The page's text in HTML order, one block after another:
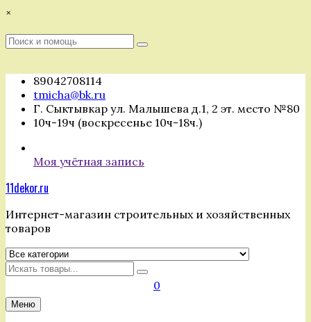
Перейти
содержимому
×
Поиск
Поиск
89042708114
tmicha@bk.ru
Г. Сыктывкар ул. Малышева д.1, 2 эт. место №80
10ч-19ч (воскресенье 10ч-18ч.)
Моя учётная запись
11dekor.ru
Интернет-магазин строительных и хозяйственных
товаров
Искать
0
Меню